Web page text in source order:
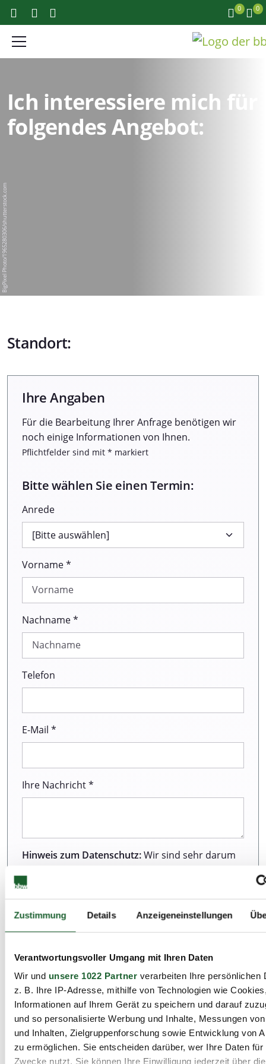
Zustimmung Details Anzeigeneinstellungen
Verantwortungsvoller Umgang mit Ihren Daten
Wir und unsere 1022 Partnerverarbeiten Ihre persönlichen
z. B. Ihre IP-Adresse, mithilfe von Technologien wie
Informationen auf Ihrem Gerät zu speichern und darauf
und so personalisierte Werbung und Inhalte, Messungen
und Inhalten, Zielgruppenforschung sowie Entwicklung von
zu ermöglichen. Sie entscheiden darüber, wer Ihre Daten für
Zwecke nutzt. Sie können Ihre Einwilligung jederzeit über
0 0
Ich interessiere mich für
folgendes Angebot:
BigPixel Photo/1965280306/shutterstock.com
Standort:
Ihre Angaben
Für die Bearbeitung Ihrer Anfrage benötigen wir
noch einige Informationen von Ihnen.
Pflichtfelder sind mit * markiert
Bitte wählen Sie einen Termin:
Anrede
Vorname *
Nachname *
Telefon
E-Mail *
Ihre Nachricht *
Hinweis zum Datenschutz:Wir sind sehr darum
unserer Webseite einen ausgezeichneten Service
zu bieten. Dazu gehört auch der Schutz Ihrer
Daten. Weitere Informationen zur Erhebung und
Verarbeitung personenbezogener Daten können
Ich habe die Datenschutzbestimmungen zur
Kenntnis genommen.*